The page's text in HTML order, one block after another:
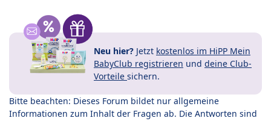
Neu hier? Jetzt kostenlos im HiPP Mein
BabyClub registrieren und deine Club-
Vorteile sichern.
Bitte beachten: Dieses Forum bildet nur allgemeine
Informationen zum Inhalt der Fragen ab. Die Antworten sind